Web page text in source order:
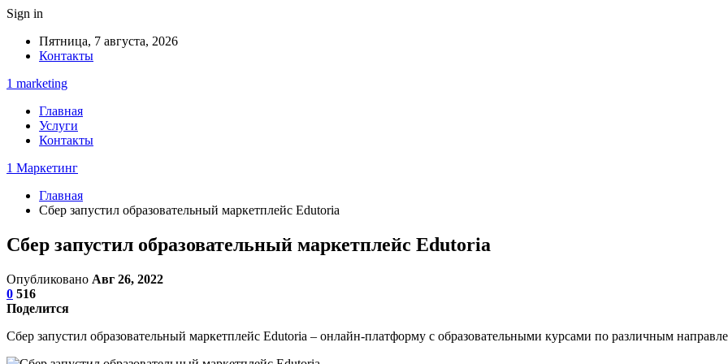
Sign in
Пятница, 7 августа, 2026
Контакты
1 marketing
Главная
Услуги
Контакты
1 Маркетинг
Главная
Сбер запустил образовательный маркетплейс Edutoria
Сбер запустил образовательный маркетплейс Edutoria
Опубликовано Авг 26, 2022
0 516
Поделится
Сбер запустил образовательный маркетплейс Edutoria – онлайн-платформу с образовательными курсами по различным